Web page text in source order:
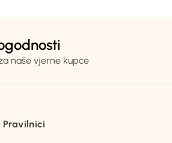
naše vjerne kupce
Pravilnici